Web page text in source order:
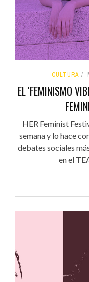
CULTURA
EL 'FEMINISMO
HER Feminist
semana y lo hace
debates sociales
en el